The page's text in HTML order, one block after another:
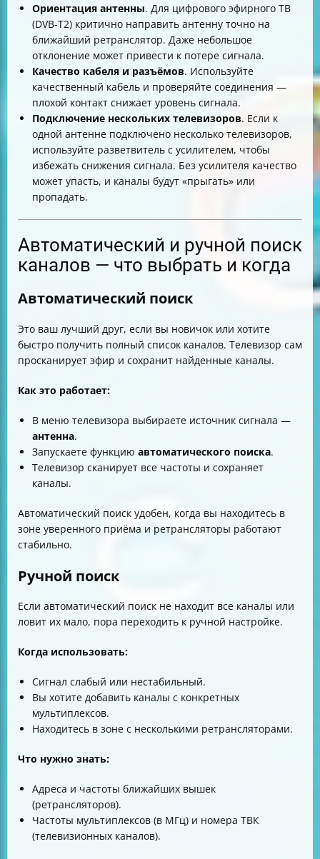
Ориентация антенны. Для цифрового эфирного ТВ
(DVB-T2) критично направить антенну точно на
ближайший ретранслятор. Даже небольшое
отклонение может привести к потере сигнала.
Качество кабеля и разъёмов. Используйте
качественный кабель и проверяйте соединения —
плохой контакт снижает уровень сигнала.
Подключение нескольких телевизоров. Если к
одной антенне подключено несколько телевизоров,
используйте разветвитель с усилителем, чтобы
избежать снижения сигнала. Без усилителя качество
может упасть, и каналы будут «прыгать» или
пропадать.
Автоматический и ручной поиск
каналов — что выбрать и когда
Автоматический поиск
Это ваш лучший друг, если вы новичок или хотите
быстро получить полный список каналов. Телевизор сам
просканирует эфир и сохранит найденные каналы.
Как это работает:
В меню телевизора выбираете источник сигнала —
антенна.
Запускаете функцию автоматического поиска.
Телевизор сканирует все частоты и сохраняет
каналы.
Автоматический поиск удобен, когда вы находитесь в
зоне уверенного приёма и ретрансляторы работают
стабильно.
Ручной поиск
Если автоматический поиск не находит все каналы или
ловит их мало, пора переходить к ручной настройке.
Когда использовать:
Сигнал слабый или нестабильный.
Вы хотите добавить каналы с конкретных
мультиплексов.
Находитесь в зоне с несколькими ретрансляторами.
Что нужно знать:
Адреса и частоты ближайших вышек
(ретрансляторов).
Частоты мультиплексов (в МГц) и номера ТВК
(телевизионных каналов).